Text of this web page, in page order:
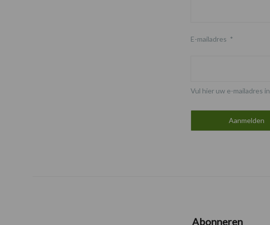
E-mailadres *
Vul hier uw e-mailadres in
Abonneren